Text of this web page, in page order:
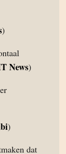
)
News)
)
dat